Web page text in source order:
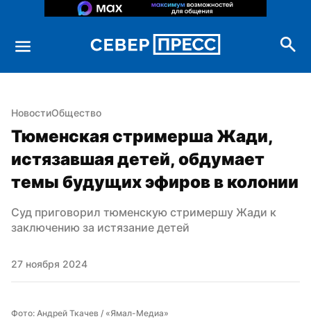
НовостиОбщество
Тюменская стримерша Жади,
истязавшая детей, обдумает
темы будущих эфиров в колонии
Суд приговорил тюменскую стримершу Жади к
заключению за истязание детей
27 ноября 2024
Фото: Андрей Ткачев / «Ямал-Медиа»